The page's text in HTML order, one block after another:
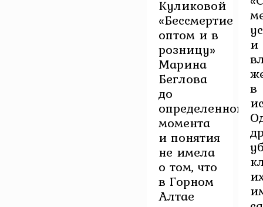
Куликовой
«Бессмертие
оптом и в
розницу»
Марина
Беглова
до
определенного
момента
и понятия
не имела
о том, что
в Горном
Алтае
и
в